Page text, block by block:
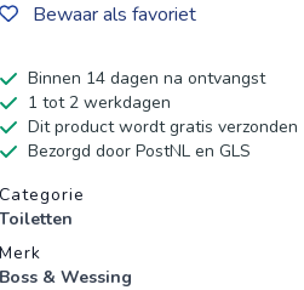
Bewaar als favoriet
Binnen 14 dagen na ontvangst
1 tot 2 werkdagen
Dit product wordt gratis verzonden
Bezorgd door PostNL en GLS
Productgegevens
Categorie
Toiletten
Merk
Boss & Wessing